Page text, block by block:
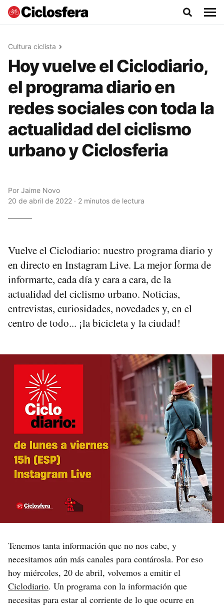
Cultura ciclista
Hoy vuelve el Ciclodiario,
el programa diario en
redes sociales con toda la
actualidad del ciclismo
urbano y Ciclosferia
Por Jaime Novo
20 de abril de 2022 · 2 minutos de lectura
Vuelve el Ciclodiario: nuestro programa diario y
en directo en Instagram Live. La mejor forma de
informarte, cada día y cara a cara, de la
actualidad del ciclismo urbano. Noticias,
entrevistas, curiosidades, novedades y, en el
centro de todo... ¡la bicicleta y la ciudad!
Tenemos tanta información que no nos cabe, y
necesitamos aún más canales para contárosla. Por eso
hoy miércoles, 20 de abril, volvemos a emitir el
Ciclodiario. Un programa con la información que
necesitas para estar al corriente de lo que ocurre en